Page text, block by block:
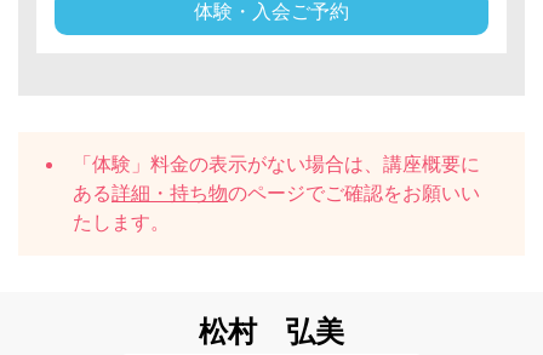
体験・入会ご予約
「体験」料金の表示がない場合は、講座概要に
ある詳細・持ち物のページでご確認をお願いい
たします。
松村 弘美